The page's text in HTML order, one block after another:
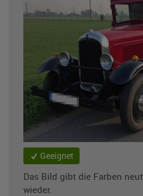
Geeignet
Das Bild gibt die Farben
wieder.